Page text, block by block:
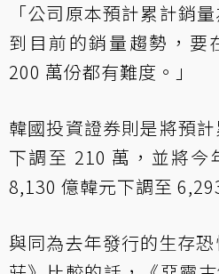
「公司原本預計累計銷
到目前的銷量趨勢，要
200 萬份都有難度。」
韓國投資證券則是將預
下調至 210 萬，並將
8,130 億韓元下調至
與同為去年發行的生存